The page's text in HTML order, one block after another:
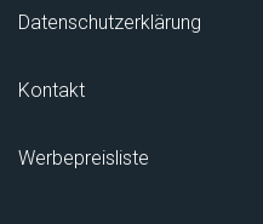
Datenschutzerklärung
Kontakt
Werbepreisliste